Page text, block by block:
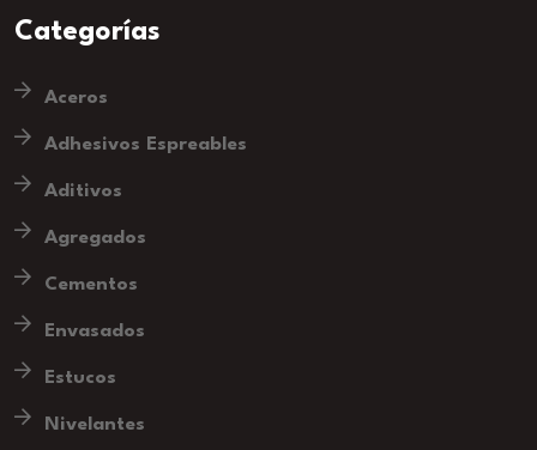
Categorías
Aceros
Adhesivos Espreables
Aditivos
Agregados
Cementos
Envasados
Estucos
Nivelantes